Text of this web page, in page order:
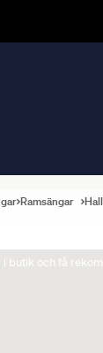
butik och få
Ramsängar